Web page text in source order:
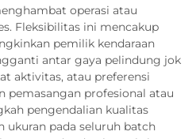
operasi atau
Fleksibilitas ini mencakup
pemilik kendaraan
antar gaya pelindung jok
aktivitas, atau preferensi
pemasangan profesional atau
pengendalian kualitas
ukuran pada seluruh batch